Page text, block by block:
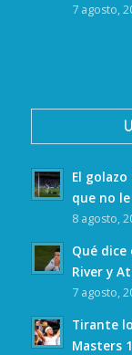
7 agosto,
El
que no
8 agosto,
Qué
River y
7 agosto,
Tirante
Masters